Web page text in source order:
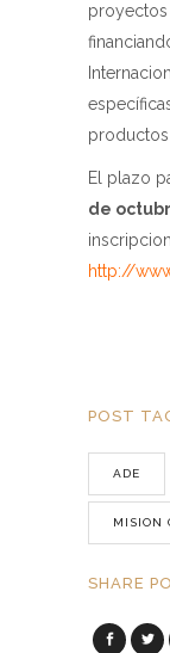
productos
El plazo
de
http://
POST
ADE
MISION
SHARE